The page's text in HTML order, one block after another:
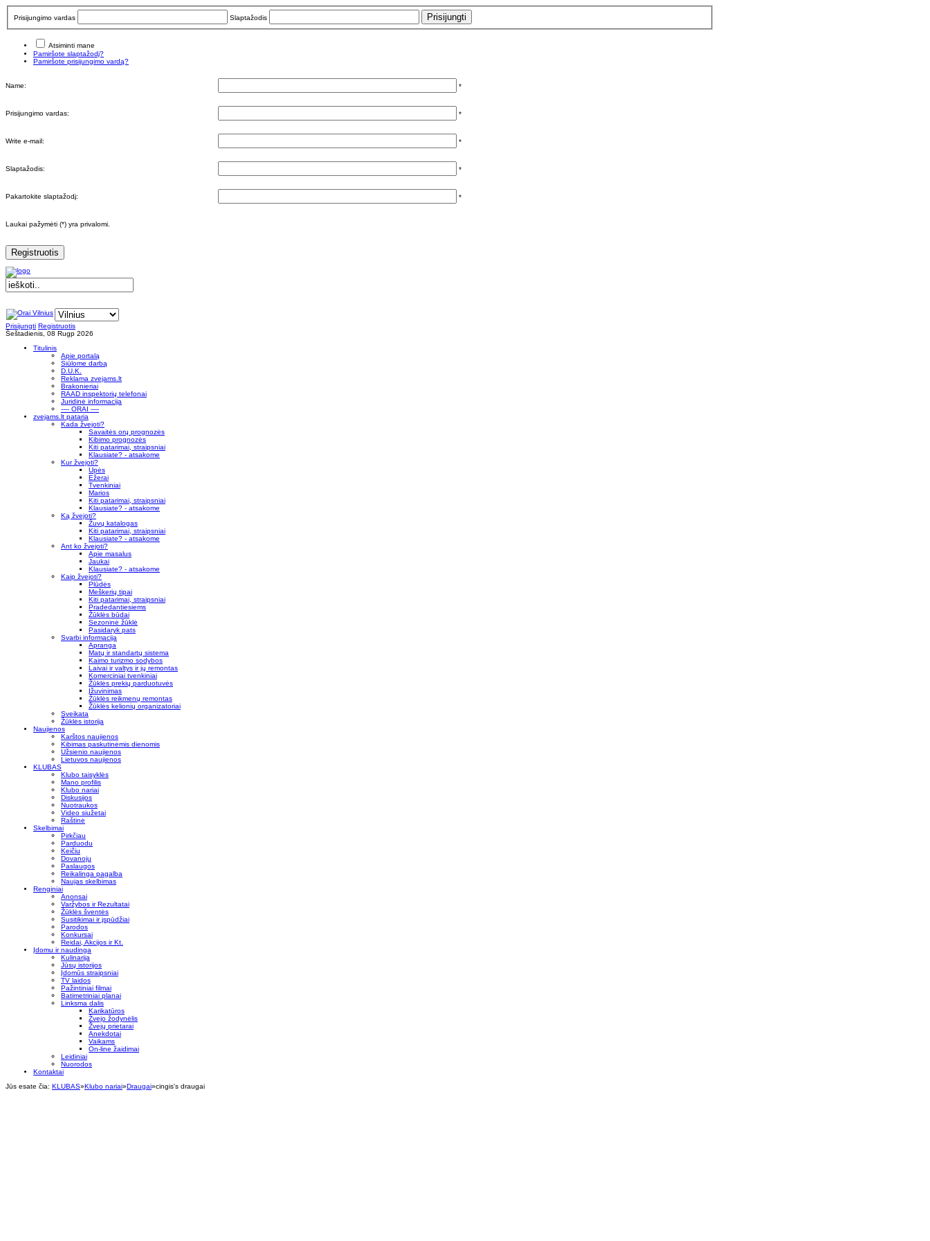
Prisijungimo vardas Slaptažodis
Atsiminti mane
Pamiršote slaptažodį?
Pamiršote prisijungimo vardą?
Name: *
Prisijungimo vardas: *
Write e-mail: *
Slaptažodis: *
Pakartokite slaptažodį: *
Laukai pažymėti (*) yra privalomi.
Registruotis
Prisijungti Registruotis
Šeštadienis, 08 Rugp 2026
Titulinis
Apie portalą
Siūlome darbą
D.U.K.
Reklama zvejams.lt
Brakonieriai
RAAD inspektorių telefonai
Juridinė informacija
---- ORAI ----
zvejams.lt pataria
Kada žvejoti?
Savaitės orų prognozės
Kibimo prognozės
Kiti patarimai, straipsniai
Klausiate? - atsakome
Kur žvejoti?
Upės
Ežerai
Tvenkiniai
Marios
Kiti patarimai, straipsniai
Klausiate? - atsakome
Ką žvejoti?
Žuvų katalogas
Kiti patarimai, straipsniai
Klausiate? - atsakome
Ant ko žvejoti?
Apie masalus
Jaukai
Klausiate? - atsakome
Kaip žvejoti?
Plūdės
Meškerių tipai
Kiti patarimai, straipsniai
Pradedantiesiems
Žūklės būdai
Sezoninė žūklė
Pasidaryk pats
Svarbi informacija
Apranga
Matų ir standartų sistema
Kaimo turizmo sodybos
Laivai ir valtys ir jų remontas
Komerciniai tvenkiniai
Žūklės prekių parduotuvės
Įžuvinimas
Žūklės reikmenų remontas
Žūklės kelionių organizatoriai
Sveikata
Žūklės istorija
Naujienos
Karštos naujienos
Kibimas paskutinėmis dienomis
Užsienio naujienos
Lietuvos naujienos
KLUBAS
Klubo taisyklės
Mano profilis
Klubo nariai
Diskusijos
Nuotraukos
Video siužetai
Raštinė
Skelbimai
Pirkčiau
Parduodu
Keičiu
Dovanoju
Paslaugos
Reikalinga pagalba
Naujas skelbimas
Renginiai
Anonsai
Varžybos ir Rezultatai
Žūklės šventės
Susitikimai ir įspūdžiai
Parodos
Konkursai
Reidai, Akcijos ir Kt.
Įdomu ir naudinga
Kulinarija
Jūsų istorijos
Įdomūs straipsniai
TV laidos
Pažintiniai filmai
Batimetriniai planai
Linksma dalis
Karikatūros
Žvejo žodynėlis
Žvejų prietarai
Anekdotai
Vaikams
On-line žaidimai
Leidiniai
Nuorodos
Kontaktai
Jūs esate čia: KLUBAS»Klubo nariai»Draugai»cingis's draugai